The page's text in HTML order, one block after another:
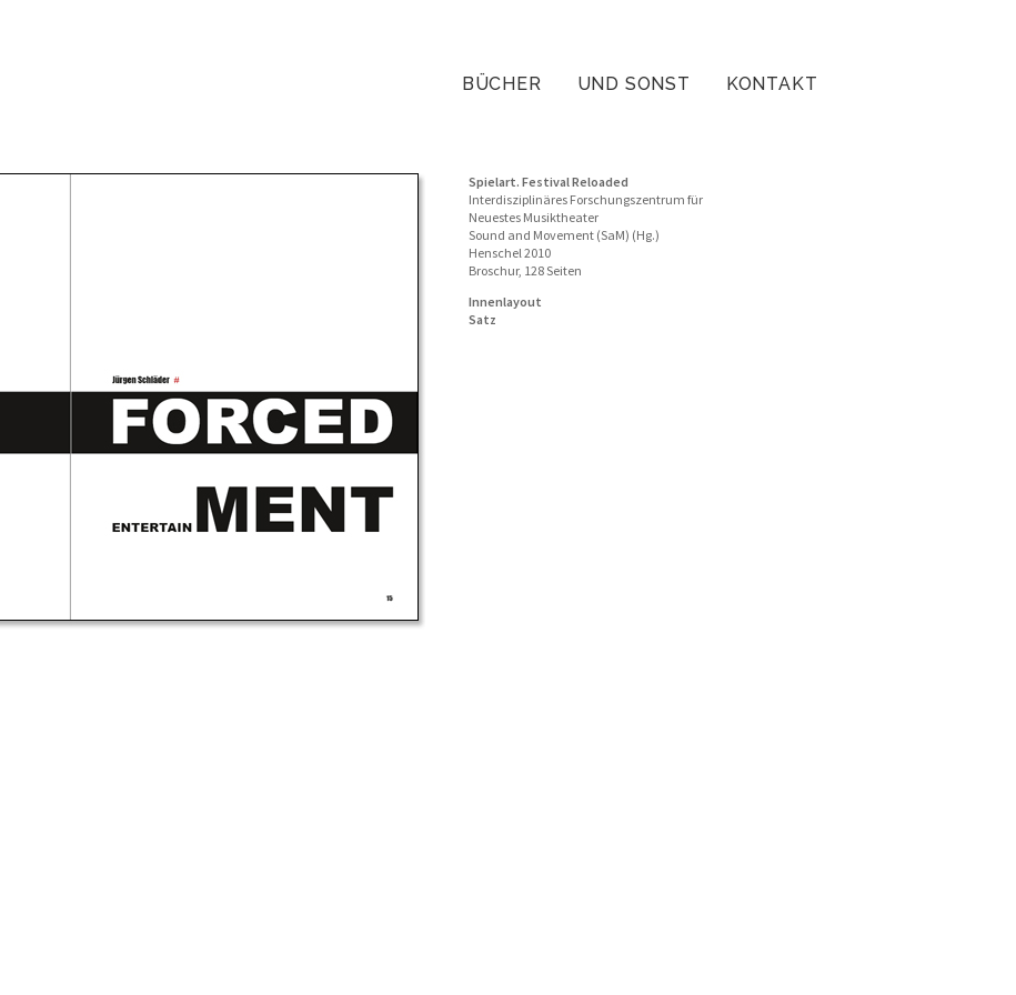
BÜCHER UND SONST KONTAKT
Spielart. Festival Reloaded
Interdisziplinäres Forschungszentrum für
Neuestes Musiktheater
Sound and Movement (SaM) (Hg.)
Henschel 2010
Broschur, 128 Seiten
Innenlayout
Satz